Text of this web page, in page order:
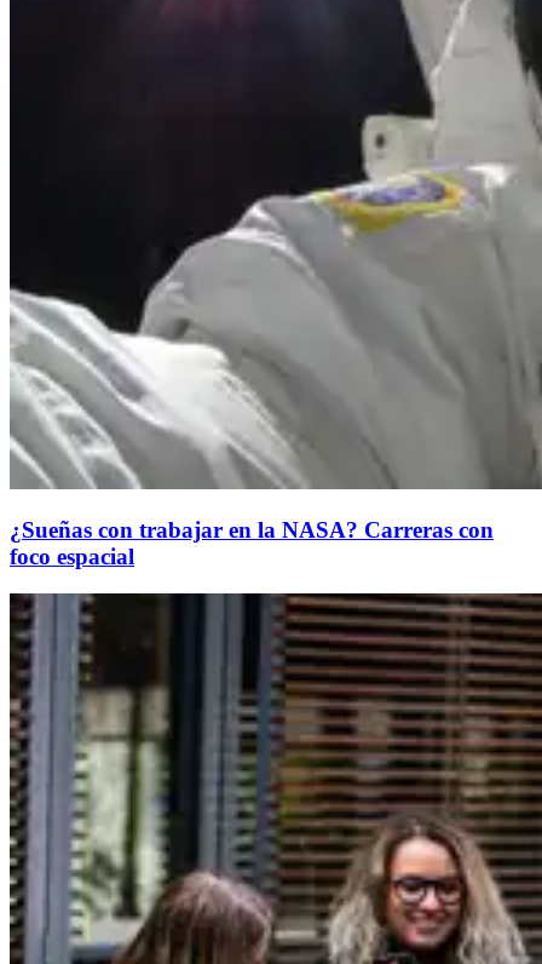
¿Sueñas con trabajar en la NASA? Carreras con
foco espacial